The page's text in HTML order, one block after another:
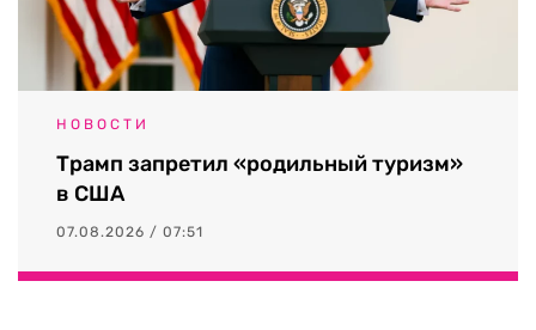
НОВОСТИ
Трамп запретил «родильный туризм»
в США
07.08.2026 / 07:51